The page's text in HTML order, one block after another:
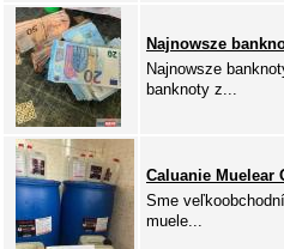
Najnowsze
Najnowsze
banknoty z...
Caluanie
Sme
muele...